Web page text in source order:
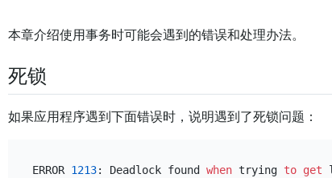
本章介绍使用事务时可能会遇到的错误和处理办法。
死锁
如果应用程序遇到下面错误时，说明遇到了死锁问题：
ERROR 1213: Deadlock found when trying to get